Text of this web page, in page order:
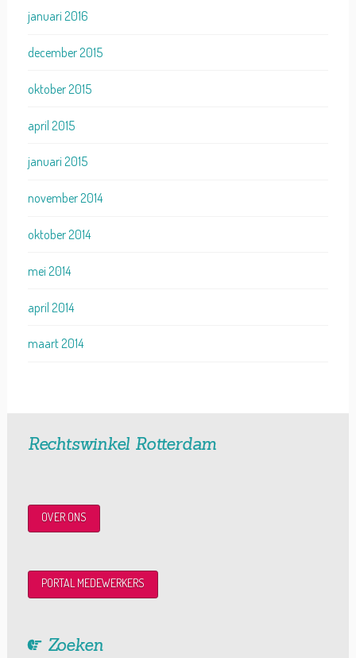
januari 2016
december 2015
oktober 2015
april 2015
januari 2015
november 2014
oktober 2014
mei 2014
april 2014
maart 2014
Rechtswinkel Rotterdam
OVER ONS
PORTAL MEDEWERKERS
Zoeken